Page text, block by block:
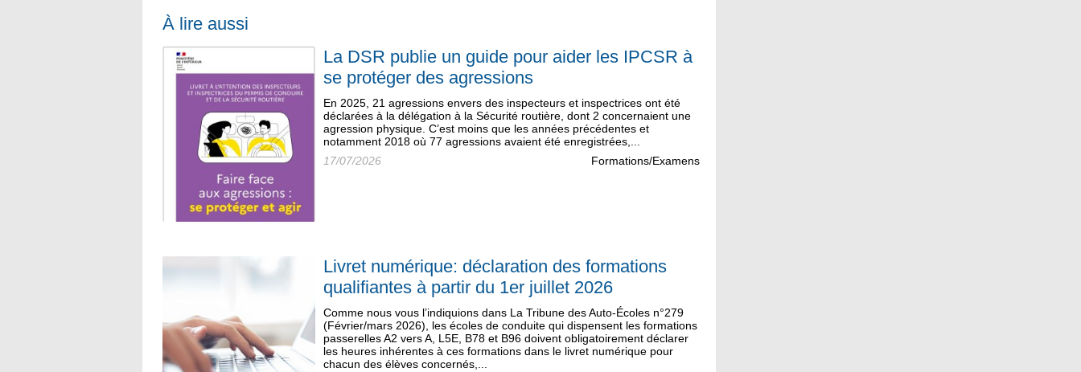
À lire aussi
La DSR publie un guide pour aider les IPCSR à
se protéger des agressions
En 2025, 21 agressions envers des inspecteurs et inspectrices ont été
déclarées à la délégation à la Sécurité routière, dont 2 concernaient une
agression physique. C’est moins que les années précédentes et
notamment 2018 où 77 agressions avaient été enregistrées,...
17/07/2026
Formations/Examens
Livret numérique: déclaration des formations
qualifiantes à partir du 1er juillet 2026
Comme nous vous l’indiquions dans La Tribune des Auto-Écoles n°279
(Février/mars 2026), les écoles de conduite qui dispensent les formations
passerelles A2 vers A, L5E, B78 et B96 doivent obligatoirement déclarer
les heures inhérentes à ces formations dans le livret numérique pour
chacun des élèves concernés,...